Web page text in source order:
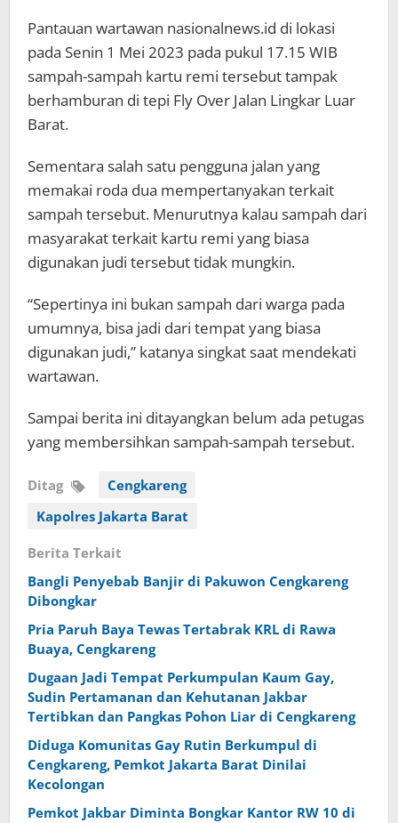
Pantauan wartawan nasionalnews.id di lokasi
pada Senin 1 Mei 2023 pada pukul 17.15 WIB
sampah-sampah kartu remi tersebut tampak
berhamburan di tepi Fly Over Jalan Lingkar Luar
Barat.
Sementara salah satu pengguna jalan yang
memakai roda dua mempertanyakan terkait
sampah tersebut. Menurutnya kalau sampah dari
masyarakat terkait kartu remi yang biasa
digunakan judi tersebut tidak mungkin.
“Sepertinya ini bukan sampah dari warga pada
umumnya, bisa jadi dari tempat yang biasa
digunakan judi,” katanya singkat saat mendekati
wartawan.
Sampai berita ini ditayangkan belum ada petugas
yang membersihkan sampah-sampah tersebut.
Ditag
Cengkareng
Kapolres Jakarta Barat
Berita Terkait
Bangli Penyebab Banjir di Pakuwon Cengkareng
Dibongkar
Pria Paruh Baya Tewas Tertabrak KRL di Rawa
Buaya, Cengkareng
Dugaan Jadi Tempat Perkumpulan Kaum Gay,
Sudin Pertamanan dan Kehutanan Jakbar
Tertibkan dan Pangkas Pohon Liar di Cengkareng
Diduga Komunitas Gay Rutin Berkumpul di
Cengkareng, Pemkot Jakarta Barat Dinilai
Kecolongan
Pemkot Jakbar Diminta Bongkar Kantor RW 10 di